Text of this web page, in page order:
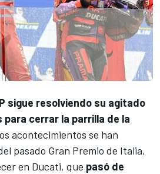
sigue resolviendo su agitado
cerrar la parrilla de la
acontecimientos se han
pasado Gran Premio de Italia,
en Ducati, que pasó de